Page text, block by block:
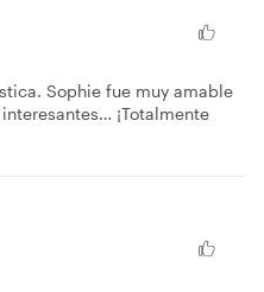
Sophie fue muy amable
¡Totalmente